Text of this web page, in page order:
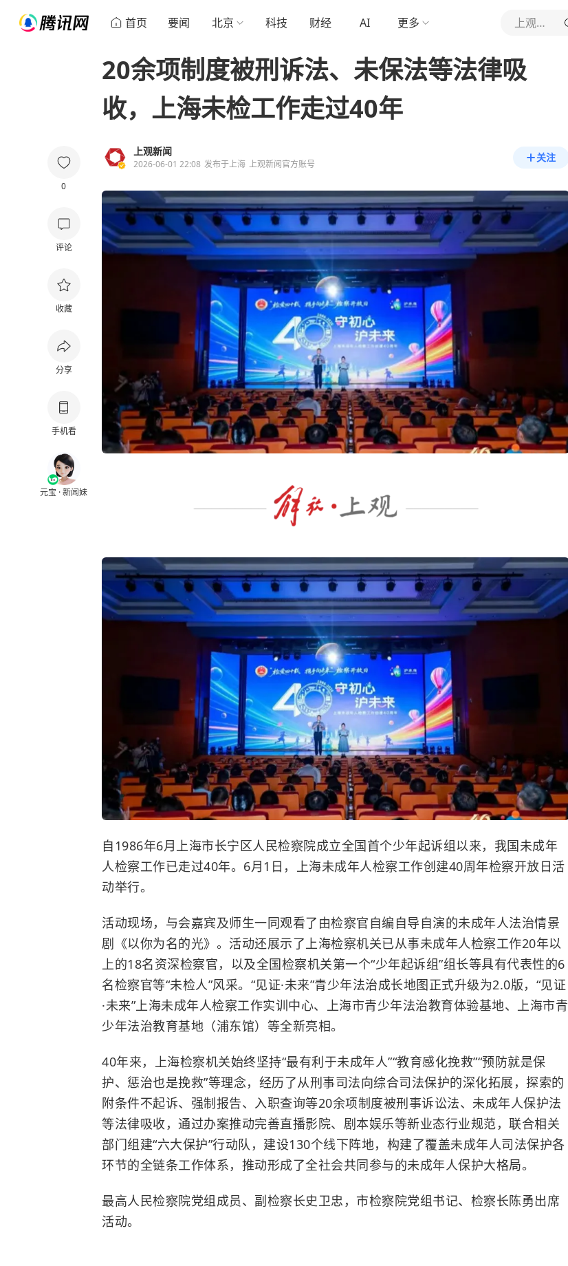
首页 要闻 北京 科技 财经 AI 更多 上观新闻
0
评论
收藏
分享
手机看
元宝 · 新闻妹
20余项制度被刑诉法、未保法等法律吸
收，上海未检工作走过40年
上观新闻
2026-06-01 22:08 发布于上海 上观新闻官方账号
关注
自1986年6月上海市长宁区人民检察院成立全国首个少年起诉组以来，我国未成年
人检察工作已走过40年。6月1日，上海未成年人检察工作创建40周年检察开放日活
动举行。
活动现场，与会嘉宾及师生一同观看了由检察官自编自导自演的未成年人法治情景
剧《以你为名的光》。活动还展示了上海检察机关已从事未成年人检察工作20年以
上的18名资深检察官，以及全国检察机关第一个“少年起诉组”组长等具有代表性的6
名检察官等“未检人”风采。“见证·未来”青少年法治成长地图正式升级为2.0版，“见证
·未来”上海未成年人检察工作实训中心、上海市青少年法治教育体验基地、上海市青
少年法治教育基地（浦东馆）等全新亮相。
40年来，上海检察机关始终坚持“最有利于未成年人”“教育感化挽救”“预防就是保
护、惩治也是挽救”等理念，经历了从刑事司法向综合司法保护的深化拓展，探索的
附条件不起诉、强制报告、入职查询等20余项制度被刑事诉讼法、未成年人保护法
等法律吸收， 通过办案推动完善直播影院、剧本娱乐等新业态行业规范，联合相关
部门组建“六大保护”行动队，建设130个线下阵地，构建了覆盖未成年人司法保护各
环节的全链条工作体系，推动形成了全社会共同参与的未成年人保护大格局。
最高人民检察院党组成员、副检察长史卫忠，市检察院党组书记、检察长陈勇出席
活动。